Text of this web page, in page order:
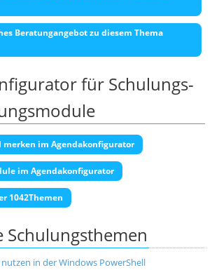
Beratungangebot zu diesem Thema
für Schulungs-
merken im Agendakonfigurator
im Agendakonfigurator
1042Themen
Schulungsthemen
nutzen in der Windows PowerShell